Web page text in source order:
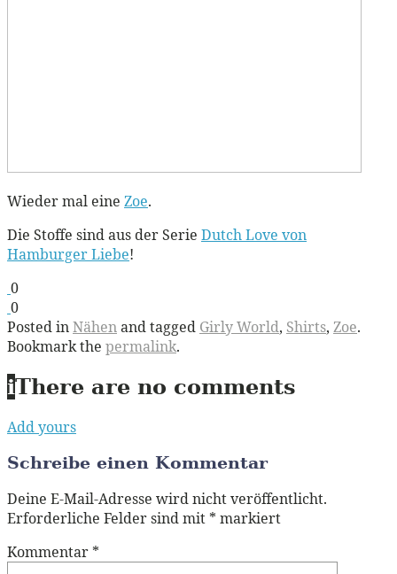
Wieder mal eine Zoe.
Die Stoffe sind aus der Serie Dutch Love von
Hamburger Liebe!
0
0
Posted inNähenand tagged Girly World, Shirts, Zoe.
Bookmark the permalink.
iThere are no comments
Add yours
Schreibe einen Kommentar
Deine E-Mail-Adresse wird nicht veröffentlicht.
Erforderliche Felder sind mit * markiert
Kommentar *